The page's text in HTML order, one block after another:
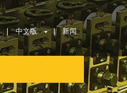
新闻
|
中文版